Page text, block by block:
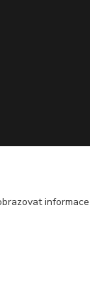
informace